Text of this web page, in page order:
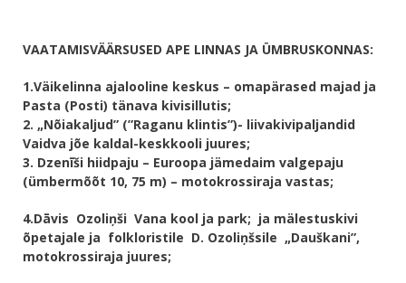
VAATAMISVÄÄRSUSED APE LINNAS JA ÜMBRUSKONNAS:
1.Väikelinna ajalooline keskus – omapärased majad ja
Pasta (Posti) tänava kivisillutis;
2. „Nõiakaljud” (”Raganu klintis”)- liivakivipaljandid
Vaidva jõe kaldal-keskkooli juures;
3. Dzenīši hiidpaju – Euroopa jämedaim valgepaju
(ümbermõõt 10, 75 m) – motokrossiraja vastas;
4.Dāvis Ozoliņši Vana kool ja park; ja mälestuskivi
õpetajale ja folkloristile D. Ozoliņšsile „Dauškani”,
motokrossiraja juures;